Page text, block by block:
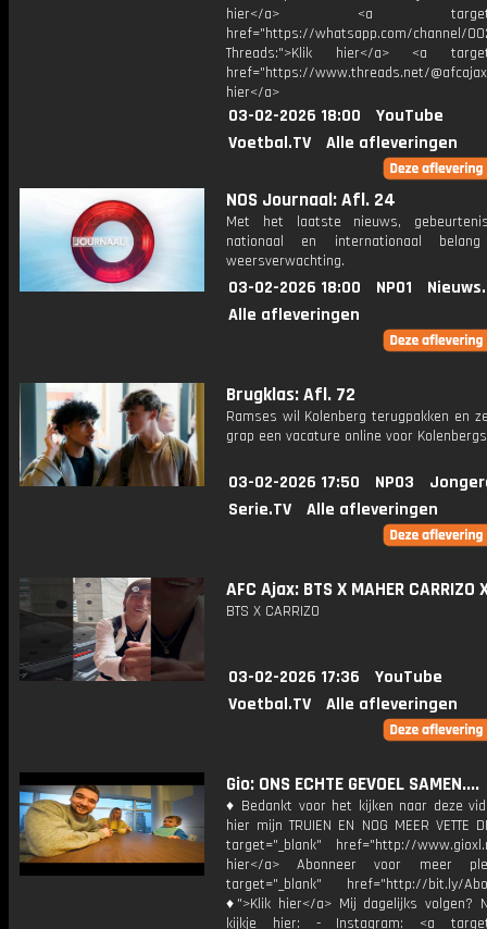
hier</a> <a
href="https://whatsapp.com/channel/
Threads:">Klik hier</a> <a
href="https://www.threads.net/
hier</a>
03-02-2026 18:00
YouTube
Voetbal.TV
Alle afleveringen
NOS Journaal: Afl. 24
Met het laatste nieuws,
nationaal en internationaal
weersverwachting.
03-02-2026 18:00 NPO1
Alle afleveringen
Brugklas: Afl. 72
Ramses wil Kolenberg terugpakken en
grap een vacature online voor
03-02-2026 17:50 NPO3
Serie.TV
Alle afleveringen
AFC Ajax: BTS X MAHER CARRIZO
BTS X CARRIZO
03-02-2026 17:36
YouTube
Voetbal.TV
Alle afleveringen
Gio: ONS ECHTE GEVOEL SAMEN....
♦ Bedankt voor het kijken naar deze
hier mijn TRUIEN EN NOG MEER VETTE
target="_blank" href="http://
hier</a> Abonneer voor meer
target="_blank" href="http://bit.ly/
♦">Klik hier</a> Mij dagelijks volgen?
kijkje hier: - Instagram: <a